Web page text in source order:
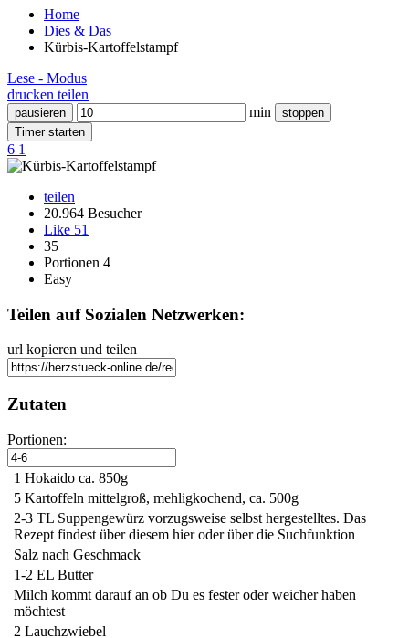
Home
Dies & Das
Kürbis-Kartoffelstampf
Lese - Modus
drucken teilen
pausieren min
stoppen
Timer starten
6 1
teilen
20.964 Besucher
Like 51
35
Portionen 4
Easy
Teilen auf Sozialen Netzwerken:
url kopieren und teilen
Zutaten
Portionen:
1 Hokaido ca. 850g
5 Kartoffeln mittelgroß, mehligkochend, ca. 500g
2-3 TL Suppengewürz vorzugsweise selbst hergestelltes. Das
Rezept findest über diesem hier oder über die Suchfunktion
Salz nach Geschmack
1-2 EL Butter
Milch kommt darauf an ob Du es fester oder weicher haben
möchtest
2 Lauchzwiebel